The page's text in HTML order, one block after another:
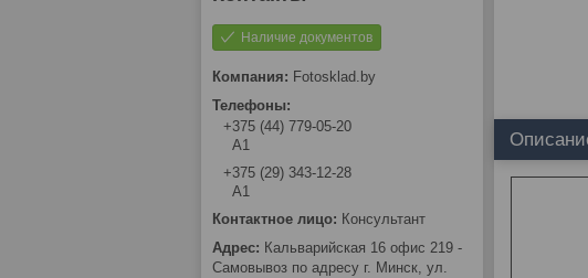
Наличие документов
Fotosklad.by
+375 (44) 779-05-20
А1
+375 (29) 343-12-28
А1
Консультант
Кальварийская 16 офис 219 -
Самовывоз по адресу г. Минск, ул.